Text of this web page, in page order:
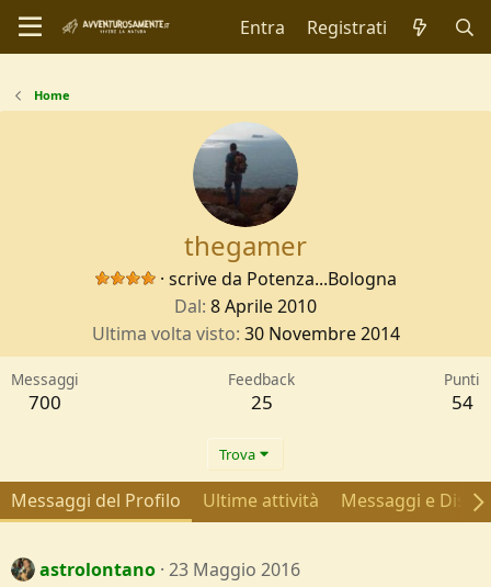
Entra Registrati
Home
thegamer
· scrive da Potenza...Bologna
Dal 8 Aprile 2010
Ultima volta visto 30 Novembre 2014
Messaggi
700
Feedback
25
Punti
54
Trova
Messaggi del Profilo Ultime attività Messaggi e
astrolontano 23 Maggio 2016